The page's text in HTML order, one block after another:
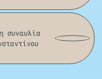
συναυλία